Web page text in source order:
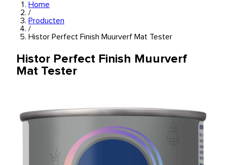
Home
/
Producten
/
Histor Perfect Finish Muurverf Mat Tester
Histor Perfect Finish Muurverf
Mat Tester